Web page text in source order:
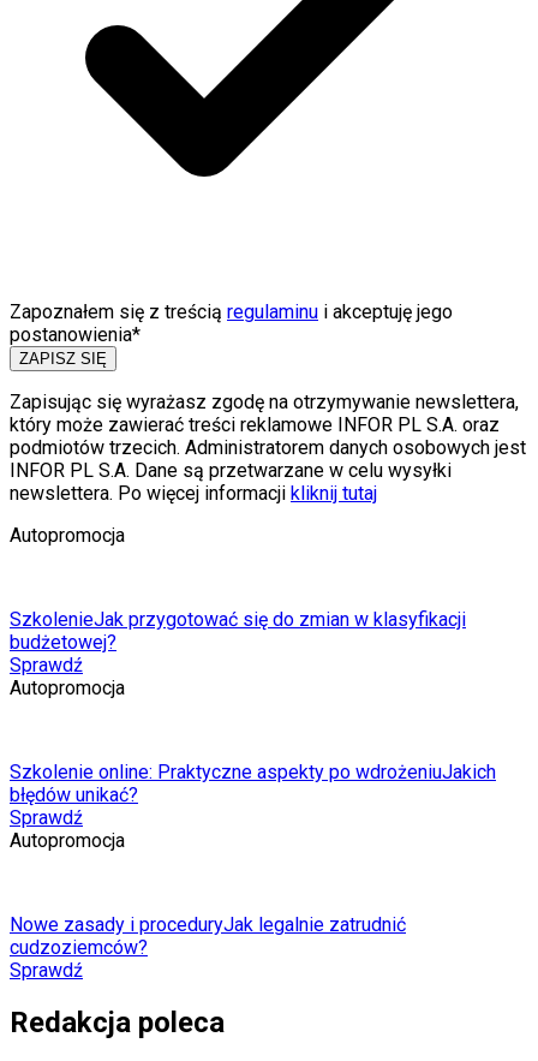
Zapoznałem się z treścią regulaminu i akceptuję jego
postanowienia*
ZAPISZ SIĘ
Zapisując się wyrażasz zgodę na otrzymywanie newslettera,
który może zawierać treści reklamowe INFOR PL S.A. oraz
podmiotów trzecich. Administratorem danych osobowych jest
INFOR PL S.A. Dane są przetwarzane w celu wysyłki
newslettera. Po więcej informacji kliknij tutaj
Autopromocja
SzkolenieJak przygotować się do zmian w klasyfikacji
budżetowej?
Sprawdź
Autopromocja
Szkolenie online: Praktyczne aspekty po wdrożeniuJakich
błędów unikać?
Sprawdź
Autopromocja
Nowe zasady i proceduryJak legalnie zatrudnić
cudzoziemców?
Sprawdź
Redakcja poleca